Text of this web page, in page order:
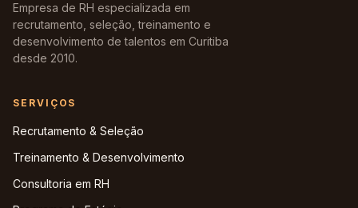
Empresa de RH especializada em
recrutamento, seleção, treinamento e
desenvolvimento de talentos em Curitiba
desde 2010.
SERVIÇOS
Recrutamento & Seleção
Treinamento & Desenvolvimento
Consultoria em RH